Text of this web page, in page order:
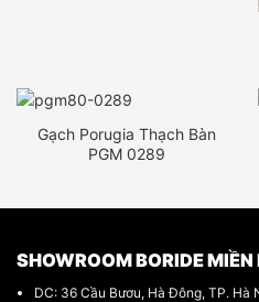
Gạch Porugia Thạch Bàn
PGM 0289
SHOWROOM BORIDE MIỀN
DC: 36 Cầu Bươu, Hà Đông, TP. Hà